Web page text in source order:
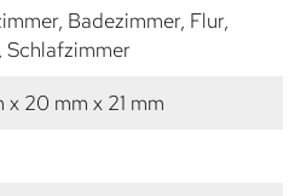
Badezimmer, Flur,
Schlafzimmer
x 20 mm x 21 mm